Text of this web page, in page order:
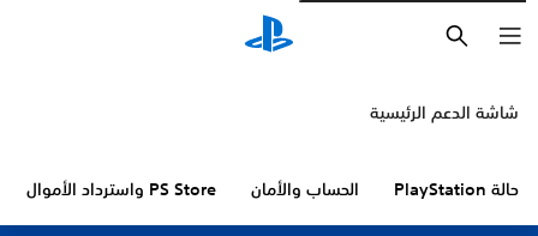
شاشة الدعم الرئيسية
حالة PlayStation الحساب والأمان PS Store واسترداد الأموال